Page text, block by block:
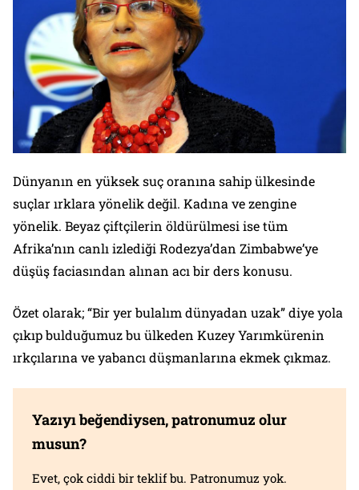
Dünyanın en yüksek suç oranına sahip ülkesinde
suçlar ırklara yönelik değil. Kadına ve zengine
yönelik. Beyaz çiftçilerin öldürülmesi ise tüm
Afrika’nın canlı izlediği Rodezya’dan Zimbabwe’ye
düşüş faciasından alınan acı bir ders konusu.
Özet olarak; “Bir yer bulalım dünyadan uzak” diye yola
çıkıp bulduğumuz bu ülkeden Kuzey Yarımkürenin
ırkçılarına ve yabancı düşmanlarına ekmek çıkmaz.
Yazıyı beğendiysen, patronumuz olur
musun?
Evet, çok ciddi bir teklif bu. Patronumuz yok.